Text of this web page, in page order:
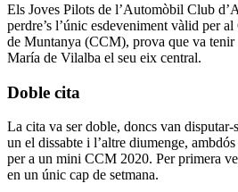
Els Joves Pilots de l’Automòbil Club
perdre’s l’únic esdeveniment vàlid per
de Muntanya (CCM), prova que va tenir
María de Vilalba el seu eix central.
Doble cita
La cita va ser doble, doncs van disputar-
un el dissabte i l’altre diumenge,
per a un mini CCM 2020. Per primera
en un únic cap de setmana.